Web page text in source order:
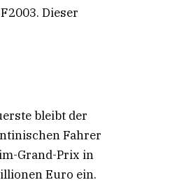
Dieser
bleibt der
Fahrer
Grand-Prix in
Euro ein.